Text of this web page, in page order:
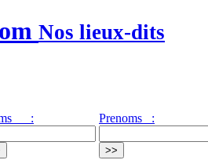
Nos lieux-dits
: Prenoms :